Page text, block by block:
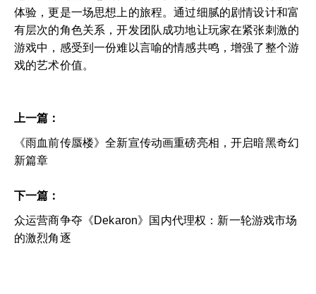
体验，更是一场思想上的旅程。通过细腻的剧情设计和富
有层次的角色关系，开发团队成功地让玩家在紧张刺激的
游戏中，感受到一份难以言喻的情感共鸣，增强了整个游
戏的艺术价值。
上一篇：
《雨血前传蜃楼》全新宣传动画重磅亮相，开启暗黑奇幻
新篇章
下一篇：
众运营商争夺《Dekaron》国内代理权：新一轮游戏市场
的激烈角逐